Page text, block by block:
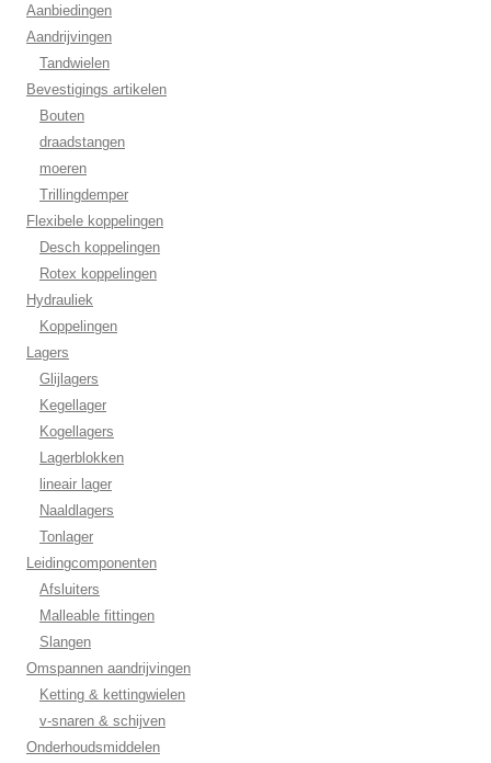
Aanbiedingen
Aandrijvingen
Tandwielen
Bevestigings artikelen
Bouten
draadstangen
moeren
Trillingdemper
Flexibele koppelingen
Desch koppelingen
Rotex koppelingen
Hydrauliek
Koppelingen
Lagers
Glijlagers
Kegellager
Kogellagers
Lagerblokken
lineair lager
Naaldlagers
Tonlager
Leidingcomponenten
Afsluiters
Malleable fittingen
Slangen
Omspannen aandrijvingen
Ketting & kettingwielen
v-snaren & schijven
Onderhoudsmiddelen